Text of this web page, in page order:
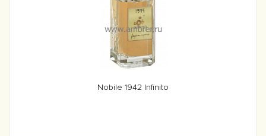
Nobile 1942 Infinito